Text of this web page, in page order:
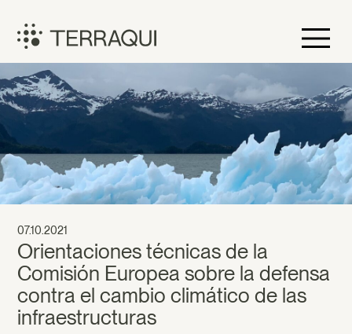
contingut
Terraqui
Orientaciones técnicas de la
Comisión Europea sobre la defensa
contra el cambio climático de las
infraestructuras
07.10.2021